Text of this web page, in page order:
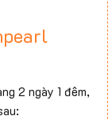
2 ngày 1 đêm,